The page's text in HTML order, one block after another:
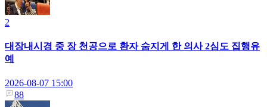
2
대장내시경 중 장 천공으로 환자 숨지게 한 의사 2심도 집행유
예
2026-08-07 15:00
88